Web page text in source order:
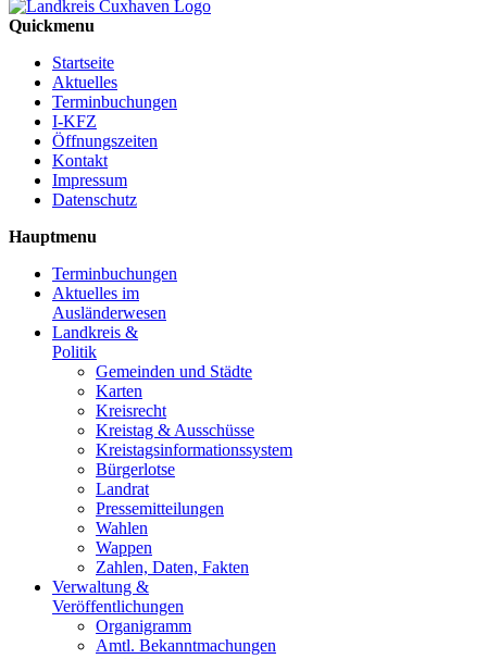
Quickmenu
Startseite
Aktuelles
Terminbuchungen
I-KFZ
Öffnungszeiten
Kontakt
Impressum
Datenschutz
Hauptmenu
Terminbuchungen
Aktuelles im
Ausländerwesen
Landkreis &
Politik
Gemeinden und Städte
Karten
Kreisrecht
Kreistag & Ausschüsse
Kreistagsinformationssystem
Bürgerlotse
Landrat
Pressemitteilungen
Wahlen
Wappen
Zahlen, Daten, Fakten
Verwaltung &
Veröffentlichungen
Organigramm
Amtl. Bekanntmachungen